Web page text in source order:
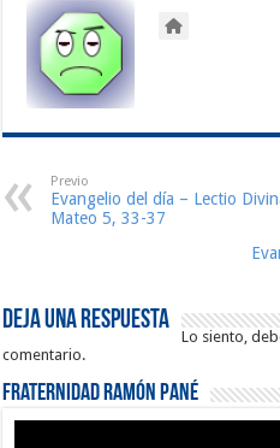
Previo
Evangelio del día – Lectio
Mateo 5, 33-37
Deja una respuesta
Lo siento,
comentario.
Fraternidad Ramón Pané